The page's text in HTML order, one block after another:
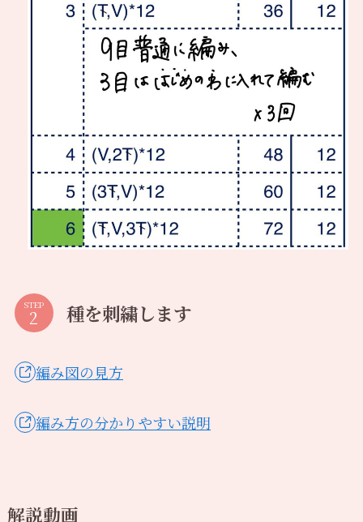
STEP 種を刺繍します
編み図の見方
編み方の分かりやすい説明
解説動画